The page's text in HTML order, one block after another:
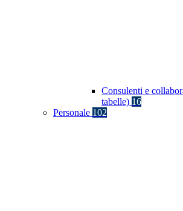
Consulenti e
tabelle) 16
Personale 102